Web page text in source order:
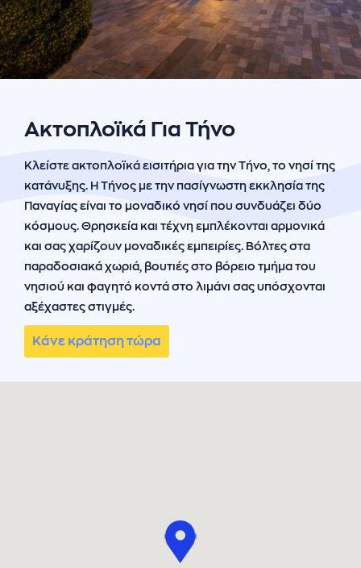
Cookies
Ακτοπλοϊκά Για Τήνο
Κλείστε ακτοπλοϊκά εισιτήρια για την Τήνο, το νησί της
κατάνυξης. Η Τήνος με την πασίγνωστη εκκλησία της
Παναγίας είναι το μοναδικό νησί που συνδυάζει δύο
κόσμους. Θρησκεία και τέχνη εμπλέκονται αρμονικά
και σας χαρίζουν μοναδικές εμπειρίες. Βόλτες στα
παραδοσιακά χωριά, βουτιές στο βόρειο τμήμα του
νησιού και φαγητό κοντά στο λιμάνι σας υπόσχονται
αξέχαστες στιγμές.
Κάνε κράτηση τώρα